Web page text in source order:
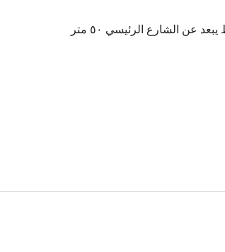
عن الشارع الرئيسي ٥٠ متر